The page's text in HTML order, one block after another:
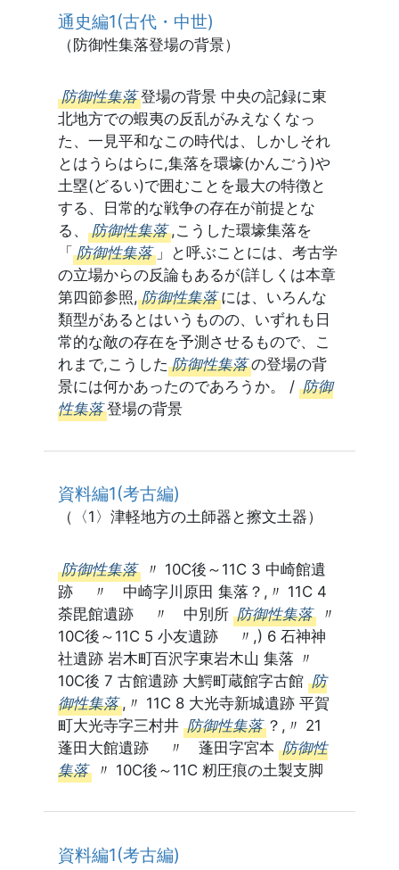
通史編1(古代・中世)
（防御性集落登場の背景）
防御性集落 登場の背景 中央の記録に東
北地方での蝦夷の反乱がみえなくなっ
た、一見平和なこの時代は、しかしそれ
とはうらはらに,集落を環壕(かんごう)や
土塁(どるい)で囲むことを最大の特徴と
する、日常的な戦争の存在が前提とな
る、 防御性集落 ,こうした環壕集落を
「 防御性集落 」と呼ぶことには、考古学
の立場からの反論もあるが(詳しくは本章
第四節参照, 防御性集落 には、いろんな
類型があるとはいうものの、いずれも日
常的な敵の存在を予測させるもので、こ
れまで,こうした 防御性集落 の登場の背
景には何かあったのであろうか。 / 防御
性集落 登場の背景
資料編1(考古編)
（〈1〉津軽地方の土師器と擦文土器）
防御性集落
〃 10C後～11C 3 中崎館遺
跡 〃 中崎字川原田 集落？,〃 11C 4
荼毘館遺跡 〃 中別所 防御性集落
〃
10C後～11C 5 小友遺跡 〃,) 6 石神神
社遺跡 岩木町百沢字東岩木山 集落 〃
10C後 7 古館遺跡 大鰐町蔵館字古館 防
御性集落 ,〃 11C 8 大光寺新城遺跡 平賀
町大光寺字三村井 防御性集落 ？,〃 21
蓬田大館遺跡 〃 蓬田字宮本 防御性
集落
〃 10C後～11C 籾圧痕の土製支脚
資料編1(考古編)